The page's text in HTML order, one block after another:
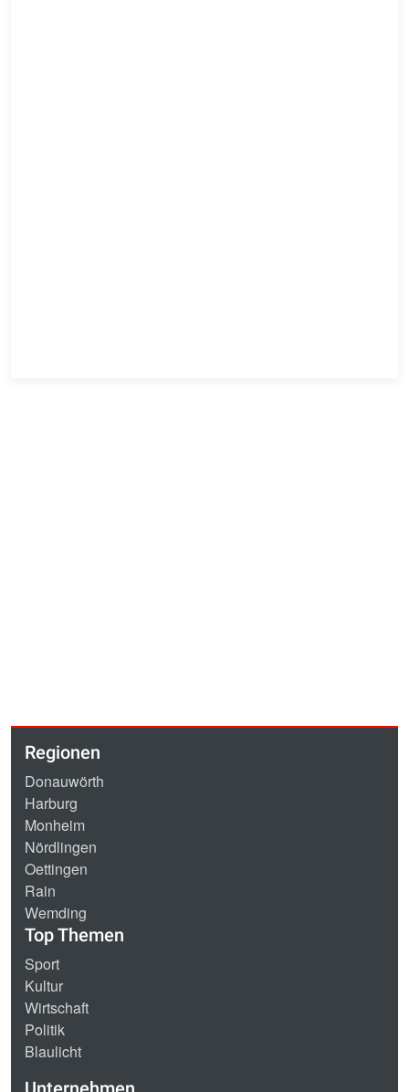
Regionen
Donauwörth
Harburg
Monheim
Nördlingen
Oettingen
Rain
Wemding
Top Themen
Sport
Kultur
Wirtschaft
Politik
Blaulicht